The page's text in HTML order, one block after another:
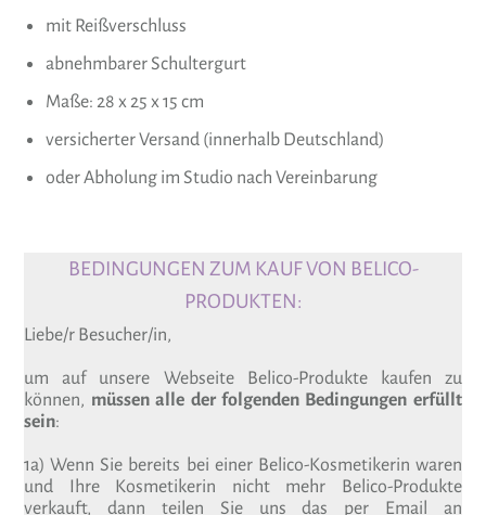
mit Reißverschluss
abnehmbarer Schultergurt
Maße: 28 x 25 x 15 cm
versicherter Versand (innerhalb Deutschland)
oder Abholung im Studio nach Vereinbarung
BEDINGUNGEN ZUM KAUF VON BELICO-
PRODUKTEN:
Liebe/r Besucher/in,
um auf unsere Webseite Belico-Produkte kaufen zu
können, müssen alle der folgenden Bedingungen erfüllt
sein:
1a) Wenn Sie bereits bei einer Belico-Kosmetikerin waren
und Ihre Kosmetikerin nicht mehr Belico-Produkte
verkauft, dann teilen Sie uns das per Email an